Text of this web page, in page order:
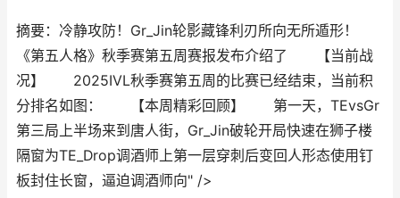
摘要：冷静攻防！Gr_Jin轮影藏锋利刃所向无所遁形！
《第五人格》秋季赛第五周赛报发布介绍了 【当前战
况】 2025IVL秋季赛第五周的比赛已经结束，当前积
分排名如图： 【本周精彩回顾】 第一天，TEvsGr
第三局上半场来到唐人街，Gr_Jin破轮开局快速在狮子楼
隔窗为TE_Drop调酒师上第一层穿刺后变回人形态使用钉
板封住长窗，逼迫调酒师向" />